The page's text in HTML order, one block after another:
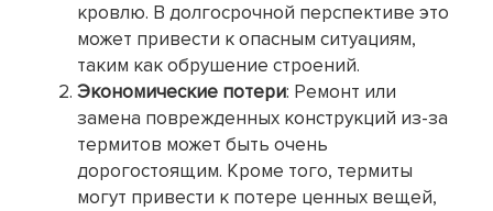
кровлю. В долгосрочной перспективе это
может привести к опасным ситуациям,
таким как обрушение строений.
Экономические потери: Ремонт или
замена поврежденных конструкций из-за
термитов может быть очень
дорогостоящим. Кроме того, термиты
могут привести к потере ценных вещей,